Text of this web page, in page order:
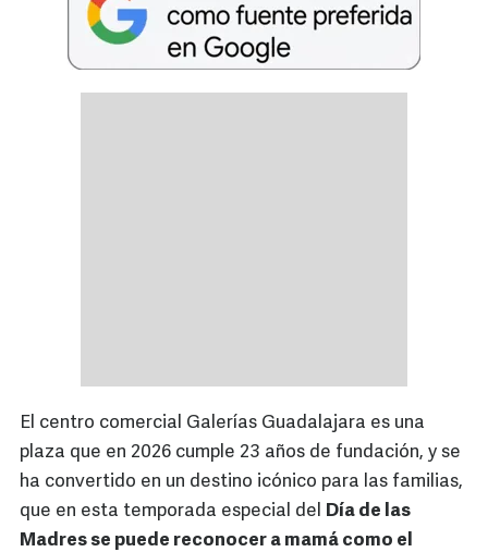
El centro comercial Galerías Guadalajara es una
plaza que en 2026 cumple 23 años de fundación, y se
ha convertido en un destino icónico para las familias,
que en esta temporada especial del Día de las
Madres se puede reconocer a mamá como el